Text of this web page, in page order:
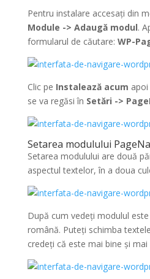
Pentru instalare accesați din
Module -> Adaugă modul.
formularul de căutare: WP-
Clic pe Instalează acum apoi
se va regăsi în Setări ->
Setarea modulului
Setarea modulului are două
aspectul textelor, în a doua
După cum vedeți modulul
română. Puteți schimba
credeți că este mai bine și